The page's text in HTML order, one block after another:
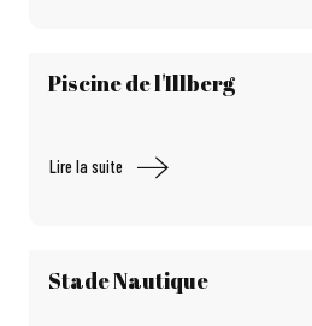
Piscine de l'Illberg
Lire la suite
Stade Nautique